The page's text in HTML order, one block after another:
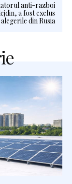
anti-razboi
a fost exclus
din Rusia